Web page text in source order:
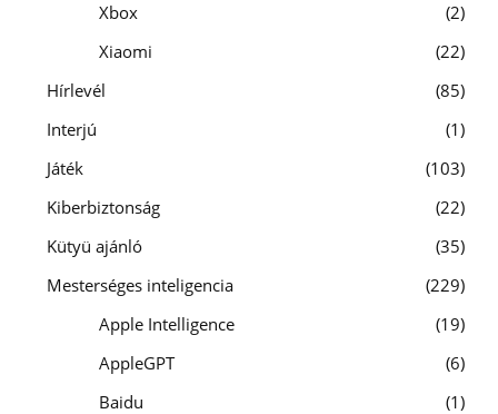
Xbox
2
Xiaomi
22
Hírlevél
85
Interjú
1
Játék
103
Kiberbiztonság
22
Kütyü ajánló
35
Mesterséges inteligencia
229
Apple Intelligence
19
AppleGPT
6
Baidu
1